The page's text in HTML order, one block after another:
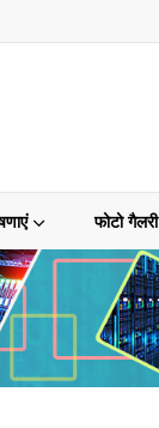
फोटो गैलरी